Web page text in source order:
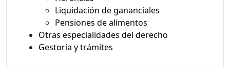
Liquidación de gananciales
Pensiones de alimentos
Otras especialidades del derecho
Gestoría y trámites